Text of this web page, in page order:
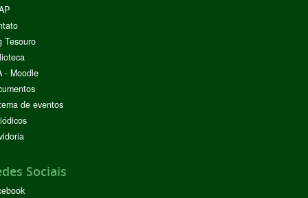
Tesouro
- Moodle
de eventos
Sociais